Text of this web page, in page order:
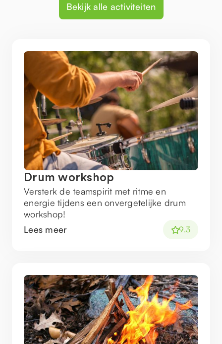
Bekijk alle activiteiten
Drum workshop
Versterk de teamspirit met ritme en
energie tijdens een onvergetelijke drum
workshop!
Lees meer
9.3